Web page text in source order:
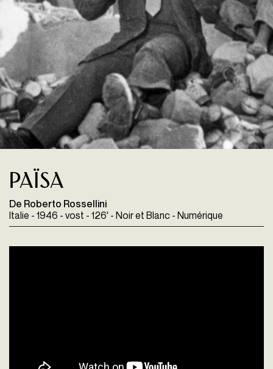
Païsa
De Roberto Rossellini
Italie - 1946 - vost - 126' - Noir et Blanc - Numérique